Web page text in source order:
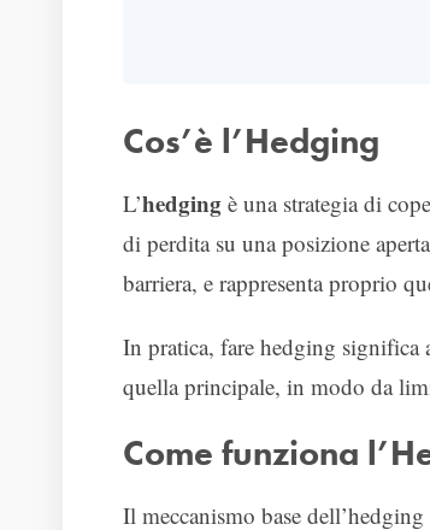
Cos’è l’Hedging
L’hedging è una strategia di
di perdita su una posizione
barriera, e rappresenta proprio
In pratica, fare hedging significa
quella principale, in modo da
Come funziona
Il meccanismo base